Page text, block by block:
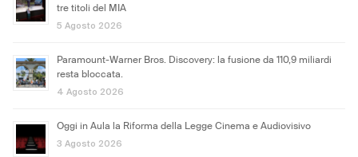
tre titoli del MIA
5 Agosto 2026
Paramount-Warner Bros. Discovery: la fusione da 110,9 miliardi
resta bloccata.
4 Agosto 2026
Oggi in Aula la Riforma della Legge Cinema e Audiovisivo
3 Agosto 2026